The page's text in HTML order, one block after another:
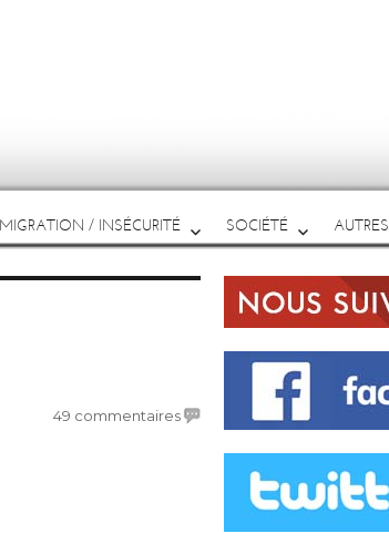
/ INSÉCURITÉ SOCIÉTÉ AUTRES
49 commentairessur